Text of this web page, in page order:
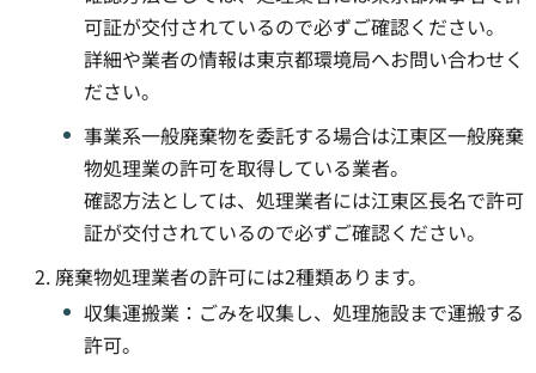
可証が交付されているので必ずご確認ください。
詳細や業者の情報は東京都環境局へお問い合わせく
ださい。
事業系一般廃棄物を委託する場合は江東区一般廃棄
物処理業の許可を取得している業者。
確認方法としては、処理業者には江東区長名で許可
証が交付されているので必ずご確認ください。
廃棄物処理業者の許可には2種類あります。
収集運搬業：ごみを収集し、処理施設まで運搬する
許可。